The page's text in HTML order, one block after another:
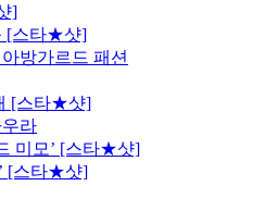
]
[스타★샷]
방가르드 패션
[스타★샷]
라
미모’ [스타★샷]
[스타★샷]